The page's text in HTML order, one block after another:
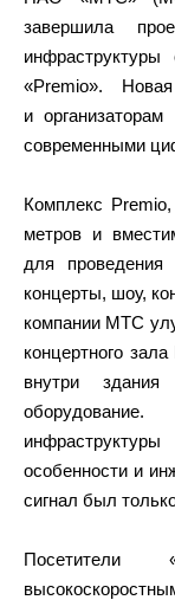
завершила
«Premio».
и
современными
Комплекс
метров и
для проведения
концерты, шоу,
компании МТС
концертного
внутри здания
особенности и
сигнал был
Посетители